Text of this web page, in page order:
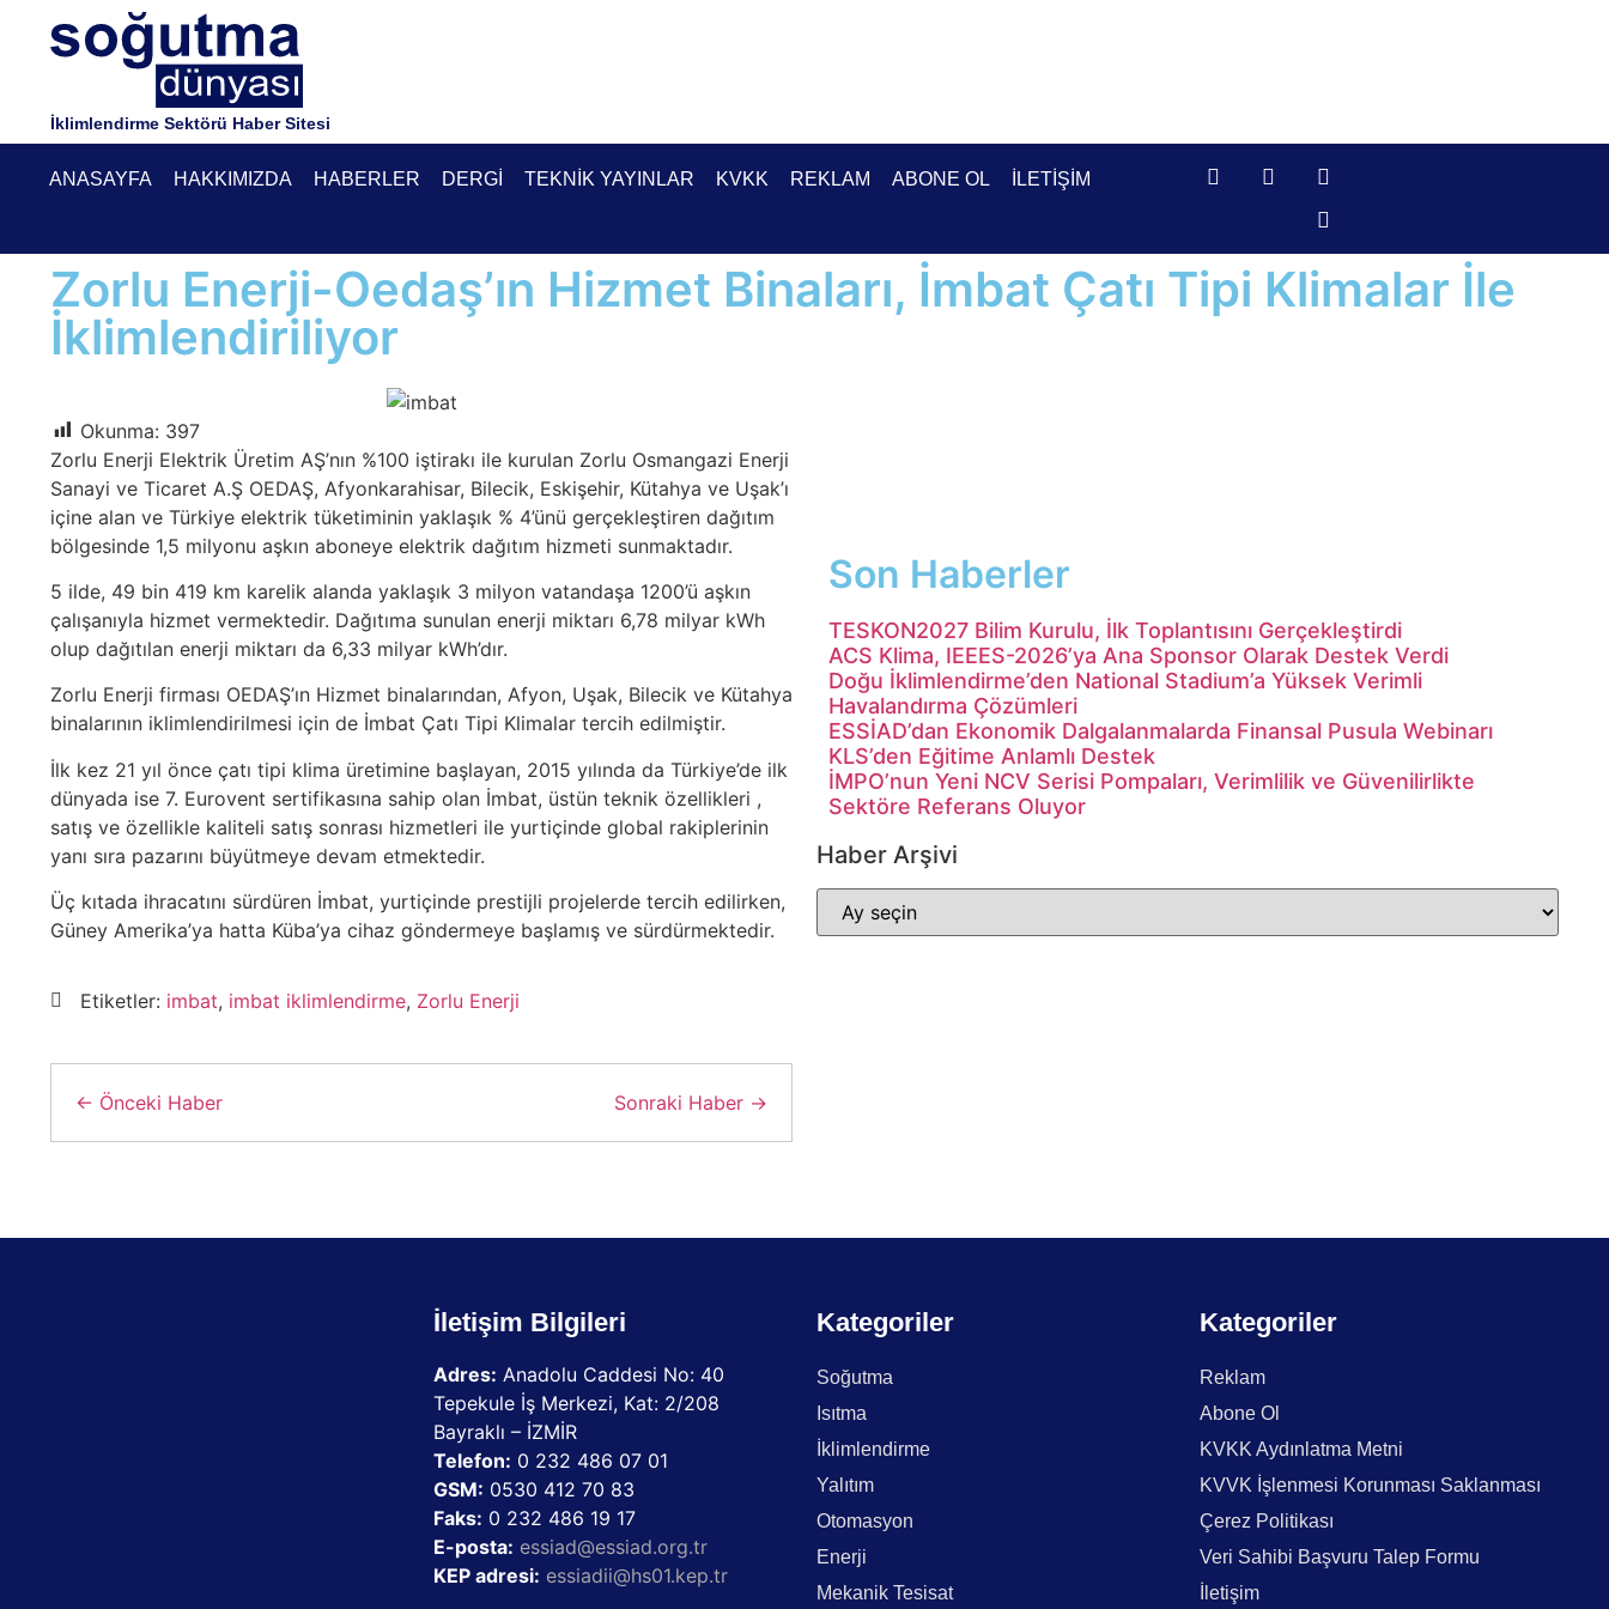
İklimlendirme Sektörü Haber Sitesi
ANASAYFA HAKKIMIZDA HABERLER DERGI TEKNIK YAYINLAR KVKK REKLAM ABONE OL İLETIŞIM
Zorlu Enerji-Oedaş’ın Hizmet Binaları, İmbat Çatı Tipi Klimalar İle
İklimlendiriliyor
Okunma: 397
Zorlu Enerji Elektrik Üretim AŞ’nın %100 iştirakı ile kurulan Zorlu Osmangazi Enerji
Sanayi ve Ticaret A.Ş OEDAŞ, Afyonkarahisar, Bilecik, Eskişehir, Kütahya ve Uşak’ı
içine alan ve Türkiye elektrik tüketiminin yaklaşık % 4’ünü gerçekleştiren dağıtım
bölgesinde 1,5 milyonu aşkın aboneye elektrik dağıtım hizmeti sunmaktadır.
5 ilde, 49 bin 419 km karelik alanda yaklaşık 3 milyon vatandaşa 1200’ü aşkın
çalışanıyla hizmet vermektedir. Dağıtıma sunulan enerji miktarı 6,78 milyar kWh
olup dağıtılan enerji miktarı da 6,33 milyar kWh’dır.
Zorlu Enerji firması OEDAŞ’ın Hizmet binalarından, Afyon, Uşak, Bilecik ve Kütahya
binalarının iklimlendirilmesi için de İmbat Çatı Tipi Klimalar tercih edilmiştir.
İlk kez 21 yıl önce çatı tipi klima üretimine başlayan, 2015 yılında da Türkiye’de ilk
dünyada ise 7. Eurovent sertifikasına sahip olan İmbat, üstün teknik özellikleri ,
satış ve özellikle kaliteli satış sonrası hizmetleri ile yurtiçinde global rakiplerinin
yanı sıra pazarını büyütmeye devam etmektedir.
Üç kıtada ihracatını sürdüren İmbat, yurtiçinde prestijli projelerde tercih edilirken,
Güney Amerika’ya hatta Küba’ya cihaz göndermeye başlamış ve sürdürmektedir.
Etiketler: imbat, imbat iklimlendirme, Zorlu Enerji
← Önceki Haber Sonraki Haber →
Son Haberler
TESKON2027 Bilim Kurulu, İlk Toplantısını Gerçekleştirdi
ACS Klima, IEEES-2026’ya Ana Sponsor Olarak Destek Verdi
Doğu İklimlendirme’den National Stadium’a Yüksek Verimli
Havalandırma Çözümleri
ESSİAD’dan Ekonomik Dalgalanmalarda Finansal Pusula Webinarı
KLS’den Eğitime Anlamlı Destek
İMPO’nun Yeni NCV Serisi Pompaları, Verimlilik ve Güvenilirlikte
Sektöre Referans Oluyor
Haber Arşivi
İletişim Bilgileri
Adres: Anadolu Caddesi No: 40
Tepekule İş Merkezi, Kat: 2/208
Bayraklı – İZMİR
Telefon: 0 232 486 07 01
GSM: 0530 412 70 83
Faks: 0 232 486 19 17
E-posta: essiad@essiad.org.tr
KEP adresi: essiadii@hs01.kep.tr
Kategoriler
Soğutma
Isıtma
İklimlendirme
Yalıtım
Otomasyon
Enerji
Mekanik Tesisat
Kategoriler
Reklam
Abone Ol
KVKK Aydınlatma Metni
KVVK İşlenmesi Korunması Saklanması
Çerez Politikası
Veri Sahibi Başvuru Talep Formu
İletişim